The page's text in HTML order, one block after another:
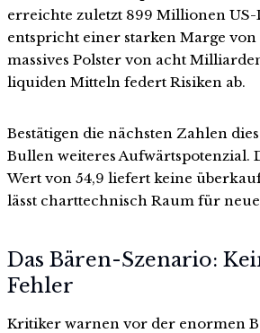
erreichte zuletzt 899 Millionen US-
entspricht einer starken Marge von
massives Polster von acht
liquiden Mitteln federt Risiken ab.
Bestätigen die nächsten Zahlen
Bullen weiteres Aufwärtspotenzial.
Wert von 54,9 liefert keine
lässt charttechnisch Raum für
Das Bären-Szenario:
Fehler
Kritiker warnen vor der enormen